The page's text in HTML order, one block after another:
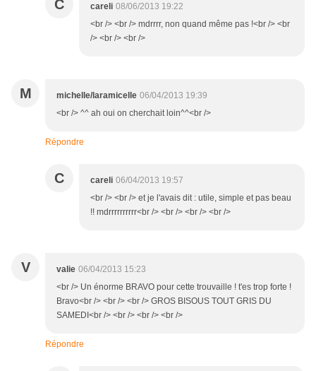
C careli 08/06/2013 19:22
<br /> <br /> mdrrrr, non quand même pas !<br /> <br
/> <br /> <br />
M michelle/laramicelle 06/04/2013 19:39
<br /> ^^ ah oui on cherchait loin^^<br />
Répondre
C careli 06/04/2013 19:57
<br /> <br /> et je l'avais dit : utile, simple et pas beau
!! mdrrrrrrrrrr<br /> <br /> <br /> <br />
V valie 06/04/2013 15:23
<br /> Un énorme BRAVO pour cette trouvaille ! t'es trop forte !
Bravo<br /> <br /> <br /> GROS BISOUS TOUT GRIS DU
SAMEDI<br /> <br /> <br /> <br />
Répondre